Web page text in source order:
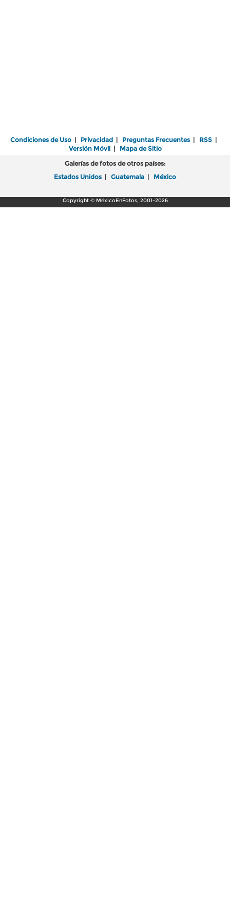
Condiciones de Uso | Privacidad | Preguntas Frecuentes | RSS |
Versión Móvil| Mapa de Sitio
Galerías de fotos de otros países:
Estados Unidos | Guatemala | México
Copyright © MéxicoEnFotos, 2001-2026